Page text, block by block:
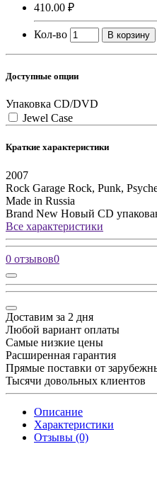
410.00 ₽
Кол-во В корзину
Доступные опции
Упаковка CD/DVD
Jewel Case
Краткие характеристики
2007
Rock Garage Rock, Punk,
Made in Russia
Brand New Новый CD
Все характеристики
0 отзывов0
Доставим за 2 дня
Любой вариант оплаты
Самые низкие цены
Расширенная гарантия
Прямые поставки от
Тысячи довольных клиентов
Описание
Характеристики
Отзывы (0)